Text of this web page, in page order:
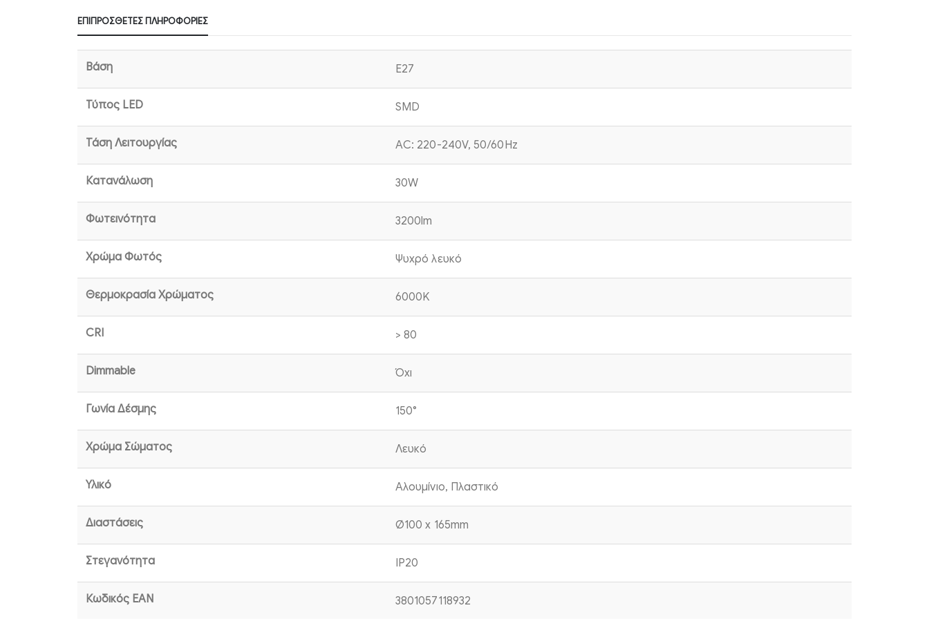
ΕΠΙΠΡΌΣΘΕΤΕΣ ΠΛΗΡΟΦΟΡΊΕΣ
Βάση E27
Τύπος LED SMD
Τάση Λειτουργίας AC: 220-240V, 50/60Hz
Κατανάλωση 30W
Φωτεινότητα 3200lm
Χρώμα Φωτός Ψυχρό λευκό
Θερμοκρασία Χρώματος 6000K
CRI > 80
Dimmable Όχι
Γωνία Δέσμης 150°
Χρώμα Σώματος Λευκό
Υλικό Αλουμίνιο, Πλαστικό
Διαστάσεις Ø100 x 165mm
Στεγανότητα IP20
Κωδικός EAN 3801057118932